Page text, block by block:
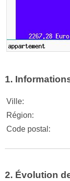
1.
Ville:
Région:
Code postal:
2. Évolution